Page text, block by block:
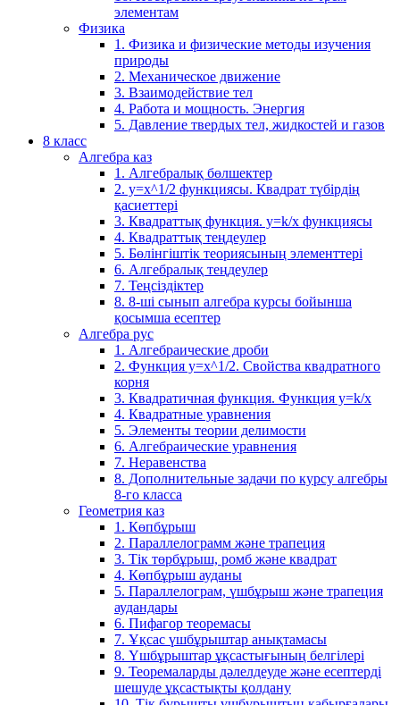
элементам
Физика
1. Физика и физические методы изучения
природы
2. Механическое движение
3. Взаимодействие тел
4. Работа и мощность. Энергия
5. Давление твердых тел, жидкостей и газов
8 класс
Алгебра каз
1. Алгебралық бөлшектер
2. у=х^1/2 функциясы. Квадрат түбірдің
қасиеттері
3. Квадраттық функция. у=k/x функциясы
4. Квадраттық теңдеулер
5. Бөлінгіштік теориясының элементтері
6. Алгебралық теңдеулер
7. Теңсіздіктер
8. 8-ші сынып алгебра курсы бойынша
қосымша есептер
Алгебра рус
1. Алгебраические дроби
2. Функция y=x^1/2. Свойства квадратного
корня
3. Квадратичная функция. Функция у=k/x
4. Квадратные уравнения
5. Элементы теории делимости
6. Алгебраические уравнения
7. Неравенства
8. Дополнительные задачи по курсу алгебры
8-го класса
Геометрия каз
1. Көпбұрыш
2. Параллелограмм және трапеция
3. Тік төрбұрыш, ромб және квадрат
4. Көпбұрыш ауданы
5. Параллелограм, үшбұрыш және трапеция
аудандары
6. Пифагор теоремасы
7. Ұқсас үшбұрыштар анықтамасы
8. Үшбұрыштар ұқсастығының белгілері
9. Теоремаларды дәлелдеуде және есептерді
шешуде ұқсастықты қолдану